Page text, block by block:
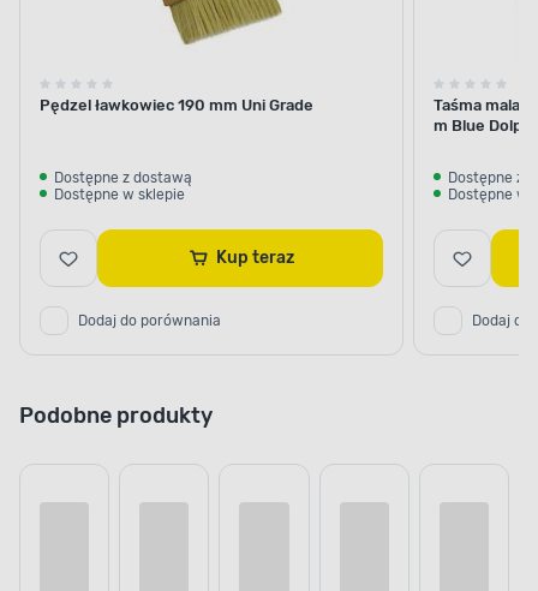
Pędzel ławkowiec 190 mm Uni Grade
Dostępne z dostawą
Dostępne w sklepie
Kup teraz
Dodaj do porównania
Taśma
m Blue
Dostępne z
Dostępne w
Dodaj do
Podobne produkty